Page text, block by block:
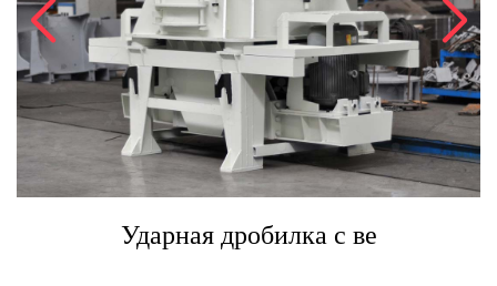
Ударная дробилка с ве